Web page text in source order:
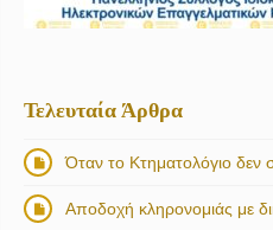
Τελευταία Άρθρα
Όταν το Κτηματολόγιο δεν
Αποδοχή κληρονομιάς με